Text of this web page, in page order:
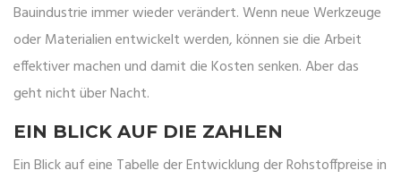
Bauindustrie immer wieder verändert. Wenn neue Werkzeuge
oder Materialien entwickelt werden, können sie die Arbeit
effektiver machen und damit die Kosten senken. Aber das
geht nicht über Nacht.
EIN BLICK AUF DIE ZAHLEN
Ein Blick auf eine Tabelle der Entwicklung der Rohstoffpreise in